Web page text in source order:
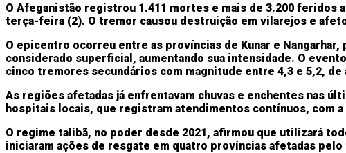
O Afeganistão registrou 1.411 mortes e mais de 3.200
terça-feira (2). O tremor causou destruição em vilarejos e
O epicentro ocorreu entre as províncias de Kunar e
considerado superficial, aumentando sua intensidade. O
cinco tremores secundários com magnitude entre 4,3 e 5,2,
As regiões afetadas já enfrentavam chuvas e enchentes nas
hospitais locais, que registram atendimentos contínuos, com a
O regime talibã, no poder desde 2021, afirmou que utilizará
iniciaram ações de resgate em quatro províncias afetadas